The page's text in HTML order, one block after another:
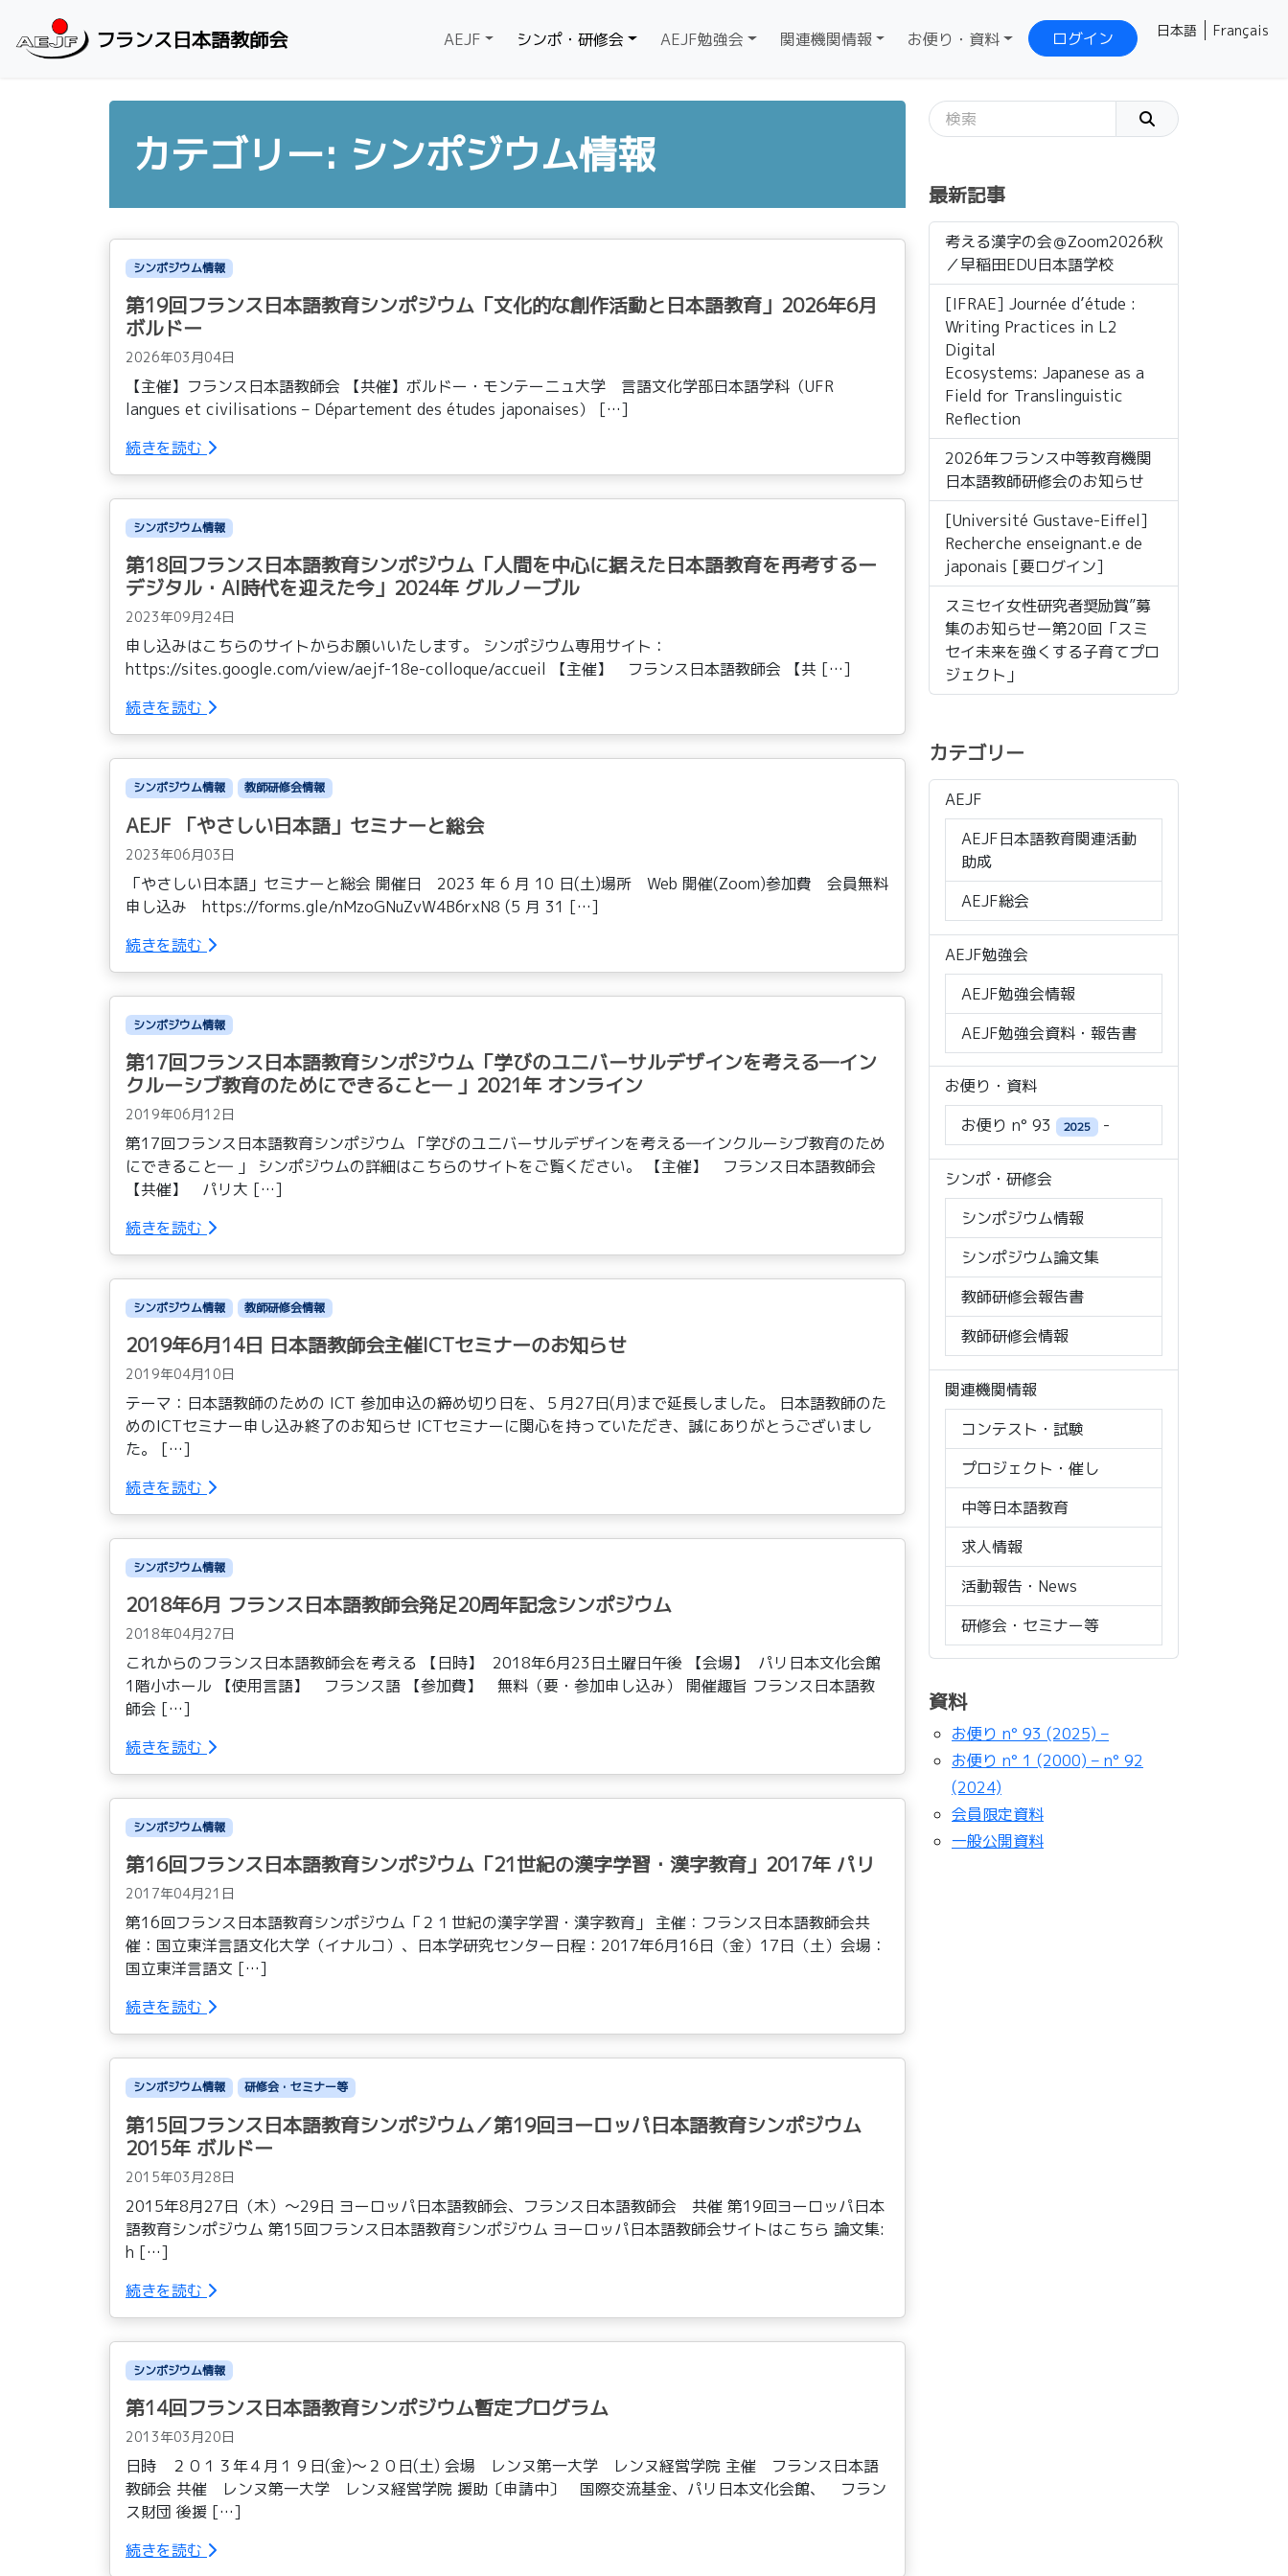
フランス日本語教師会 AEJF シンポ・研修会 AEJF勉強会 関連機関情報 お便り・資料 ログイン Français
日本語
カテゴリー: シンポジウム情報
シンポジウム情報
第19回フランス日本語教育シンポジウム「文化的な創作活動と日本語教育」2026年6月
ボルドー
2026年03月04日
【主催】フランス日本語教師会 【共催】ボルドー・モンテーニュ大学 言語文化学部日本語学科（UFR
langues et civilisations – Département des études japonaises） […]
続きを読む
シンポジウム情報
第18回フランス日本語教育シンポジウム「人間を中心に据えた日本語教育を再考するー
デジタル・AI時代を迎えた今」2024年 グルノーブル
2023年09月24日
申し込みはこちらのサイトからお願いいたします。 シンポジウム専用サイト：
https://sites.google.com/view/aejf-18e-colloque/accueil 【主催】 フランス日本語教師会 【共 […]
続きを読む
シンポジウム情報 教師研修会情報
AEJF 「やさしい日本語」セミナーと総会
2023年06月03日
「やさしい日本語」セミナーと総会 開催日 2023 年 6 月 10 日(土)場所 Web 開催(Zoom)参加費 会員無料
申し込み https://forms.gle/nMzoGNuZvW4B6rxN8 (5 月 31 […]
続きを読む
シンポジウム情報
第17回フランス日本語教育シンポジウム「学びのユニバーサルデザインを考える―イン
クルーシブ教育のためにできること― 」2021年 オンライン
2019年06月12日
第17回フランス日本語教育シンポジウム 「学びのユニバーサルデザインを考える―インクルーシブ教育のため
にできること― 」 シンポジウムの詳細はこちらのサイトをご覧ください。 【主催】 フランス日本語教師会
【共催】 パリ大 […]
続きを読む
シンポジウム情報 教師研修会情報
2019年6月14日 日本語教師会主催ICTセミナーのお知らせ
2019年04月10日
テーマ：日本語教師のための ICT 参加申込の締め切り日を、５月27日(月)まで延長しました。 日本語教師のた
めのICTセミナー申し込み終了のお知らせ ICTセミナーに関心を持っていただき、誠にありがとうございまし
た。 […]
続きを読む
シンポジウム情報
2018年6月 フランス日本語教師会発足20周年記念シンポジウム
2018年04月27日
これからのフランス日本語教師会を考える 【日時】 2018年6月23日土曜日午後 【会場】 パリ日本文化会館
1階小ホール 【使用言語】 フランス語 【参加費】 無料（要・参加申し込み） 開催趣旨 フランス日本語教
師会 […]
続きを読む
シンポジウム情報
第16回フランス日本語教育シンポジウム「21世紀の漢字学習・漢字教育」2017年 パリ
2017年04月21日
第16回フランス日本語教育シンポジウム「２１世紀の漢字学習・漢字教育」 主催：フランス日本語教師会共
催：国立東洋言語文化大学（イナルコ）、日本学研究センター日程：2017年6月16日（金）17日（土）会場：
国立東洋言語文 […]
続きを読む
シンポジウム情報 研修会・セミナー等
第15回フランス日本語教育シンポジウム／第19回ヨーロッパ日本語教育シンポジウム
2015年 ボルドー
2015年03月28日
2015年8月27日（木）〜29日 ヨーロッパ日本語教師会、フランス日本語教師会 共催 第19回ヨーロッパ日本
語教育シンポジウム 第15回フランス日本語教育シンポジウム ヨーロッパ日本語教師会サイトはこちら 論文集:
h […]
続きを読む
シンポジウム情報
第14回フランス日本語教育シンポジウム暫定プログラム
2013年03月20日
日時 ２０１３年４月１９日(金)～２０日(土) 会場 レンヌ第一大学 レンヌ経営学院 主催 フランス日本語
教師会 共催 レンヌ第一大学 レンヌ経営学院 援助〔申請中〕 国際交流基金、パリ日本文化会館、 フラン
ス財団 後援 […]
続きを読む
最新記事
考える漢字の会＠Zoom2026秋
／早稲田EDU日本語学校
[IFRAE] Journée d’étude :
Writing Practices in L2
Digital
Ecosystems: Japanese as a
Field for Translinguistic
Reflection
2026年フランス中等教育機関
日本語教師研修会のお知らせ
[Université Gustave-Eiffel]
Recherche enseignant.e de
japonais [要ログイン]
スミセイ女性研究者奨励賞”募
集のお知らせー第20回「スミ
セイ未来を強くする子育てプロ
ジェクト」
カテゴリー
AEJF
AEJF日本語教育関連活動
助成
AEJF総会
AEJF勉強会
AEJF勉強会情報
AEJF勉強会資料・報告書
お便り・資料
お便り n° 93
2025 -
シンポ・研修会
シンポジウム情報
シンポジウム論文集
教師研修会報告書
教師研修会情報
関連機関情報
コンテスト・試験
プロジェクト・催し
中等日本語教育
求人情報
活動報告・News
研修会・セミナー等
資料
お便り n° 93 (2025) –
お便り n° 1 (2000) – n° 92
(2024)
会員限定資料
一般公開資料